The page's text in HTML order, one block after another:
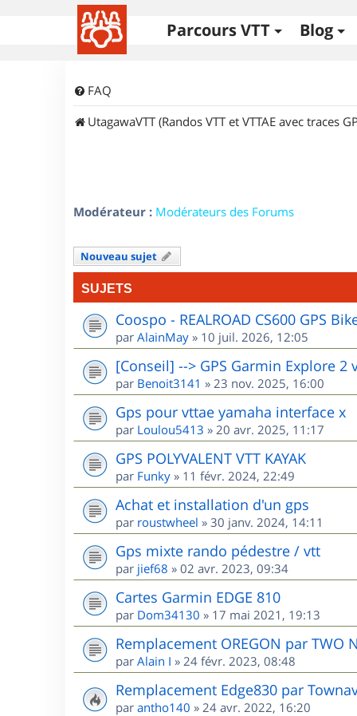
Parcours VTT Blog
FAQ
UtagawaVTT (Randos VTT et VTTAE avec traces
Modérateur : Modérateurs des Forums
Nouveau sujet
SUJETS
Coospo - REALROAD CS600 GPS
par AlainMay » 10 juil. 2026, 12:05
[Conseil] --> GPS Garmin Explore 2
par Benoit3141 » 23 nov. 2025, 16:00
Gps pour vttae yamaha interface x
par Loulou5413 » 20 avr. 2025, 11:17
GPS POLYVALENT VTT KAYAK
par Funky » 11 févr. 2024, 22:49
Achat et installation d'un gps
par roustwheel » 30 janv. 2024, 14:11
Gps mixte rando pédestre / vtt
par jief68 » 02 avr. 2023, 09:34
Cartes Garmin EDGE 810
par Dom34130 » 17 mai 2021, 19:13
Remplacement OREGON par TWO
par Alain I » 24 févr. 2023, 08:48
Remplacement Edge830 par
par antho140 » 24 avr. 2022, 16:20